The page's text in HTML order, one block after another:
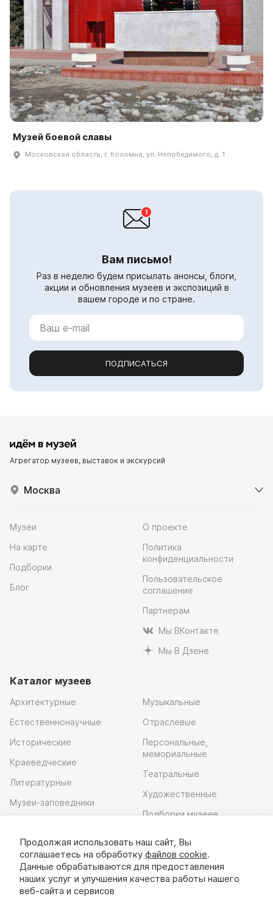
Музей боевой славы
Московская область, г. Коломна, ул. Непобедимого, д. 1
Вам письмо!
Раз в неделю будем присылать анонсы, блоги,
акции и обновления музеев и экспозиций в
вашем городе и по стране.
ПОДПИСАТЬСЯ
Агрегатор музеев, выставок и экскурсий
Москва
Музеи
На карте
Подборки
Блог
О проекте
Политика
конфиденциальности
Пользовательское
соглашение
Партнерам
Мы ВКонтакте
Мы В Дзене
Каталог музеев
Архитектурные
Естественнонаучные
Исторические
Краеведческие
Литературные
Музеи-заповедники
Музыкальные
Отраслевые
Персональные,
мемориальные
Театральные
Художественные
Подборки музеев
Скачать приложение
Продолжая использовать наш сайт, Вы
соглашаетесь на обработку файлов cookie.
Данные обрабатываются для предоставления
наших услуг и улучшения качества работы нашего
веб-сайта и сервисов